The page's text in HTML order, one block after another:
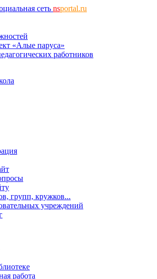
сеть nsportal.ru
«Алые паруса»
работников
групп, кружков...
учреждений
работа